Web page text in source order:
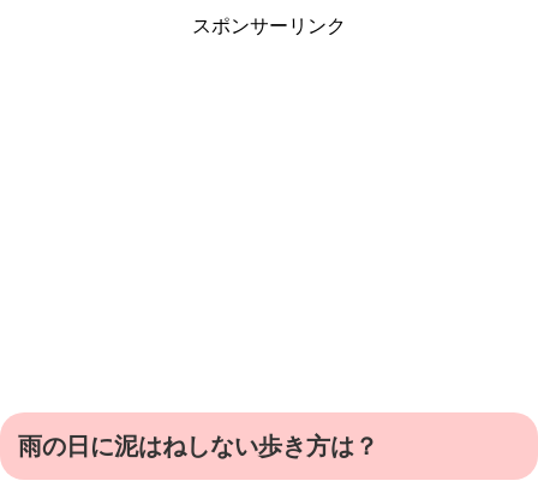
スポンサーリンク
雨の日に泥はねしない歩き方は？